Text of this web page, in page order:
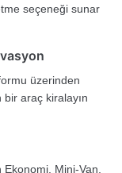
seçeneği sunar
üzerinden
araç kiralayın
Mini-Van,